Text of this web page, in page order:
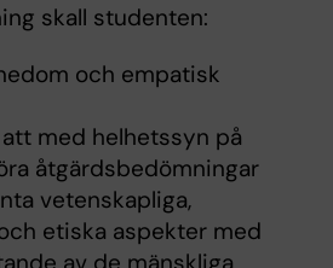
skall studenten:
och empatisk
med helhetssyn på
åtgärdsbedömningar
vetenskapliga,
etiska aspekter med